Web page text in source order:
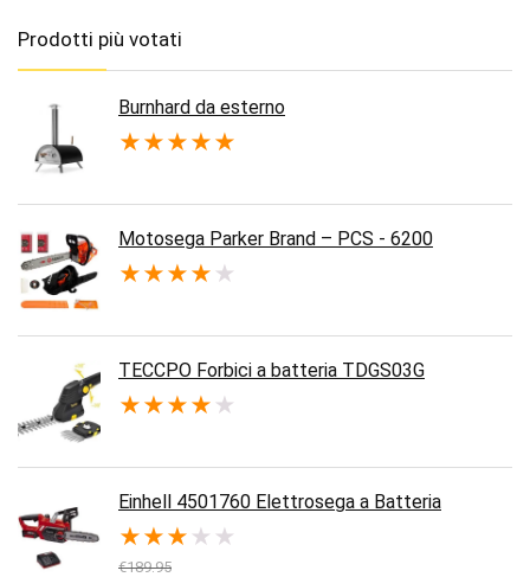
Prodotti più votati
Burnhard da esterno
★★★★★
Motosega Parker Brand – PCS - 6200
★★★★ ★
TECCPO Forbici a batteria TDGS03G
★★★★ ★
Einhell 4501760 Elettrosega a Batteria
★★★ ★ ★
€189.95